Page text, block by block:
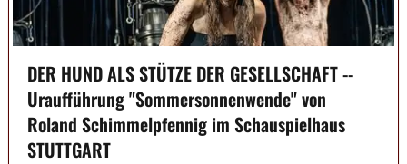
DER HUND ALS STÜTZE DER GESELLSCHAFT --
Uraufführung "Sommersonnenwende" von
Roland Schimmelpfennig im Schauspielhaus
STUTTGART